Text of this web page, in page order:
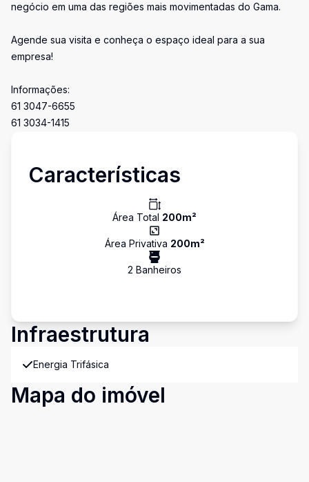
negócio em uma das regiões mais movimentadas do Gama.
Agende sua visita e conheça o espaço ideal para a sua
empresa!
Informações:
61 3047-6655
61 3034-1415
Características
Área Total 200m²
Área Privativa 200m²
2 Banheiros
Infraestrutura
Energia Trifásica
Mapa do imóvel